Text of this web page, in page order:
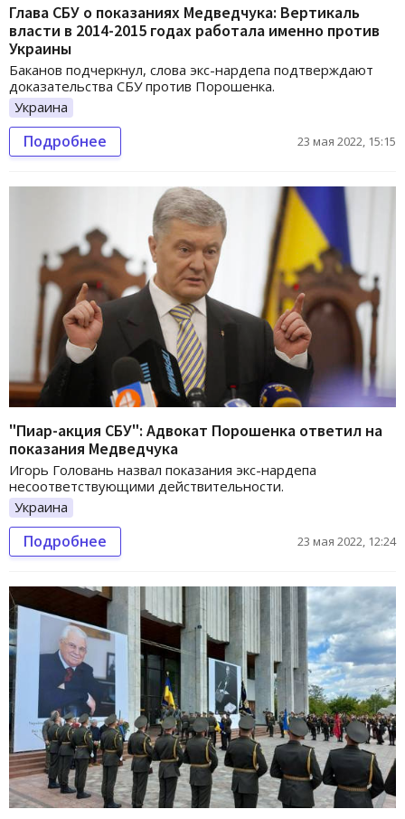
Глава СБУ о показаниях Медведчука: Вертикаль
власти в 2014-2015 годах работала именно против
Украины
Баканов подчеркнул, слова экс-нардепа подтверждают
доказательства СБУ против Порошенка.
Украина
Подробнее 23 мая 2022, 15:15
"Пиар-акция СБУ": Адвокат Порошенка ответил на
показания Медведчука
Игорь Головань назвал показания экс-нардепа
несоответствующими действительности.
Украина
Подробнее 23 мая 2022, 12:24